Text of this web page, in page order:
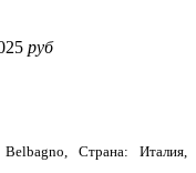
руб
Страна: Италия,